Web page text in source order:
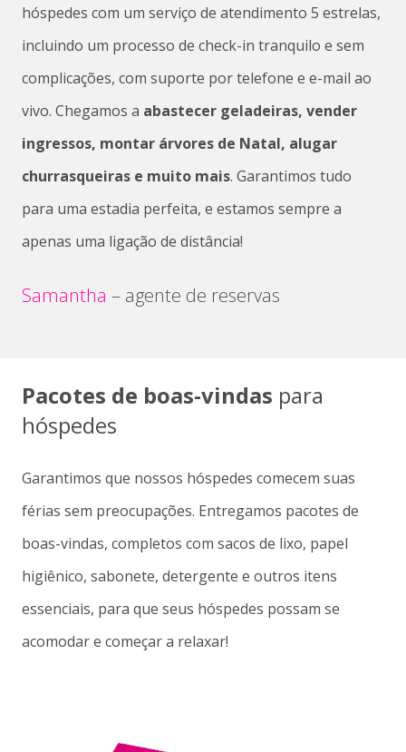
hóspedes com um serviço de atendimento 5 estrelas,
incluindo um processo de check-in tranquilo e sem
complicações, com suporte por telefone e e-mail ao
vivo. Chegamos a abastecer geladeiras, vender
ingressos, montar árvores de Natal, alugar
churrasqueiras e muito mais. Garantimos tudo
para uma estadia perfeita, e estamos sempre a
apenas uma ligação de distância!
Samantha – agente de reservas
Pacotes de boas-vindas para
hóspedes
Garantimos que nossos hóspedes comecem suas
férias sem preocupações. Entregamos pacotes de
boas-vindas, completos com sacos de lixo, papel
higiênico, sabonete, detergente e outros itens
essenciais, para que seus hóspedes possam se
acomodar e começar a relaxar!